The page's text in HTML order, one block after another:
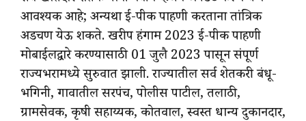
आवश्यक आहे; अन्यथा ई-पीक पाहणी करताना तांत्रिक
अडचण येऊ शकते. खरीप हंगाम 2023 ई-पीक पाहणी
मोबाईलद्वारे करण्यासाठी 01 जुलै 2023 पासून संपूर्ण
राज्यभरामध्ये सुरुवात झाली. राज्यातील सर्व शेतकरी बंधू-
भगिनी, गावातील सरपंच, पोलीस पाटील, तलाठी,
ग्रामसेवक, कृषी सहाय्यक, कोतवाल, स्वस्त धान्य दुकानदार,